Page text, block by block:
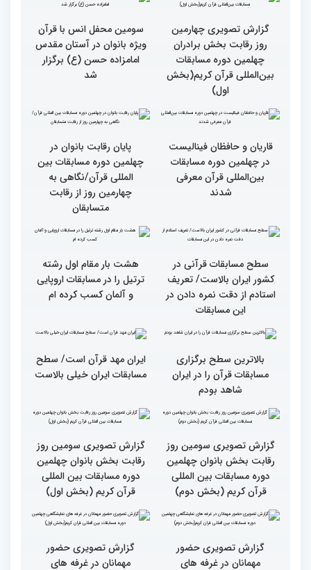
روز چهارم چهلمین دوره
مسابقات بین المللی قرآن
کریم
گزارش تصویری چهارمین
روز رقابت بخش برادران
چهلمین دوره مسابقات
دوم)
گزارش تصویری چهارمین
روز رقابت بخش برادران
چهلمین دوره مسابقات
اول)
سومین محفل انس با قرآن
ویژه بانوان در آستان مقدس
امامزاده حسن (ع) برگزار
شد
قاریان و حافظان فینالیست‌
در چهلمین دوره مسابقات
شدند
چهلمین دوره مسابقات بین
چهارمین روز از رقابت
متسابقان
کشور ایران بالاست/ تعریف
استادم از دقت نمره دادن در
این مسابقات
ترتیل را در مسابقات اروپایی
و آلمان کسب کرده ام
بالاترین سطح برگزاری
مسابقات قرآن را در ایران
شاهد بودم
ایران مهد قرآن است/ سطح
مسابقات ایران خیلی بالاست